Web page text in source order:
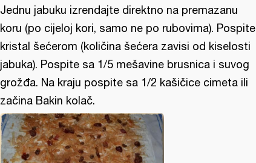
Jednu jabuku izrendajte direktno na premazanu
koru (po cijeloj kori, samo ne po rubovima). Pospite
kristal šećerom (količina šećera zavisi od kiselosti
jabuka). Pospite sa 1/5 mešavine brusnica i suvog
grožđa. Na kraju pospite sa 1/2 kašičice cimeta ili
začina Bakin kolač.